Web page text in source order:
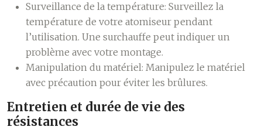
Surveillance de la température: Surveillez la
température de votre atomiseur pendant
l’utilisation. Une surchauffe peut indiquer un
problème avec votre montage.
Manipulation du matériel: Manipulez le matériel
avec précaution pour éviter les brûlures.
Entretien et durée de vie des
résistances